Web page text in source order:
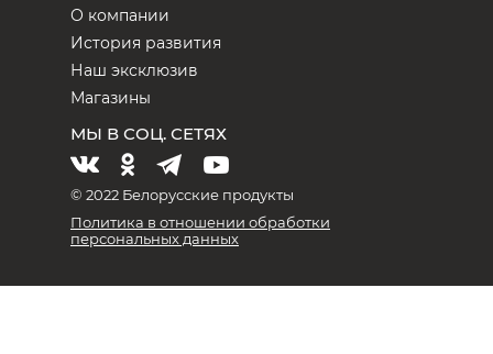
О компании
История развития
Наш эксклюзив
Магазины
МЫ В СОЦ. СЕТЯХ
© 2022 Белорусские продукты
Политика в отношении обработки
персональных данных